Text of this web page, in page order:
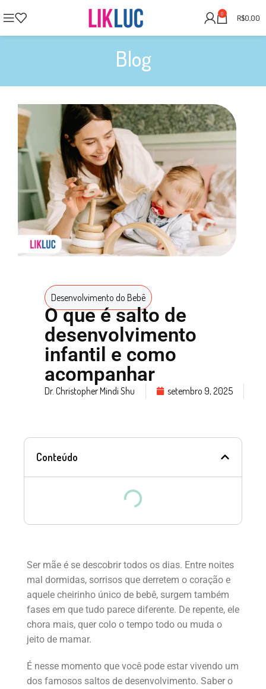
0 R$0,00
Blog
Desenvolvimento do Bebê
O que é salto de
desenvolvimento
infantil e como
acompanhar
Dr. Christopher Mindi Shu setembro 9, 2025
Conteúdo
Ser mãe é se descobrir todos os dias. Entre noites
mal dormidas, sorrisos que derretem o coração e
aquele cheirinho único de bebê, surgem também
fases em que tudo parece diferente. De repente, ele
chora mais, quer colo o tempo todo ou muda o
jeito de mamar.
É nesse momento que você pode estar vivendo um
dos famosos saltos de desenvolvimento. Saber o